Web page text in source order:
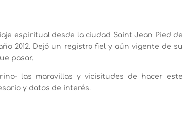
espiritual desde la ciudad Saint Jean Pied de
2012. Dejó un registro fiel y aún vigente de su
pasar.
las maravillas y vicisitudes de hacer este
y datos de interés.